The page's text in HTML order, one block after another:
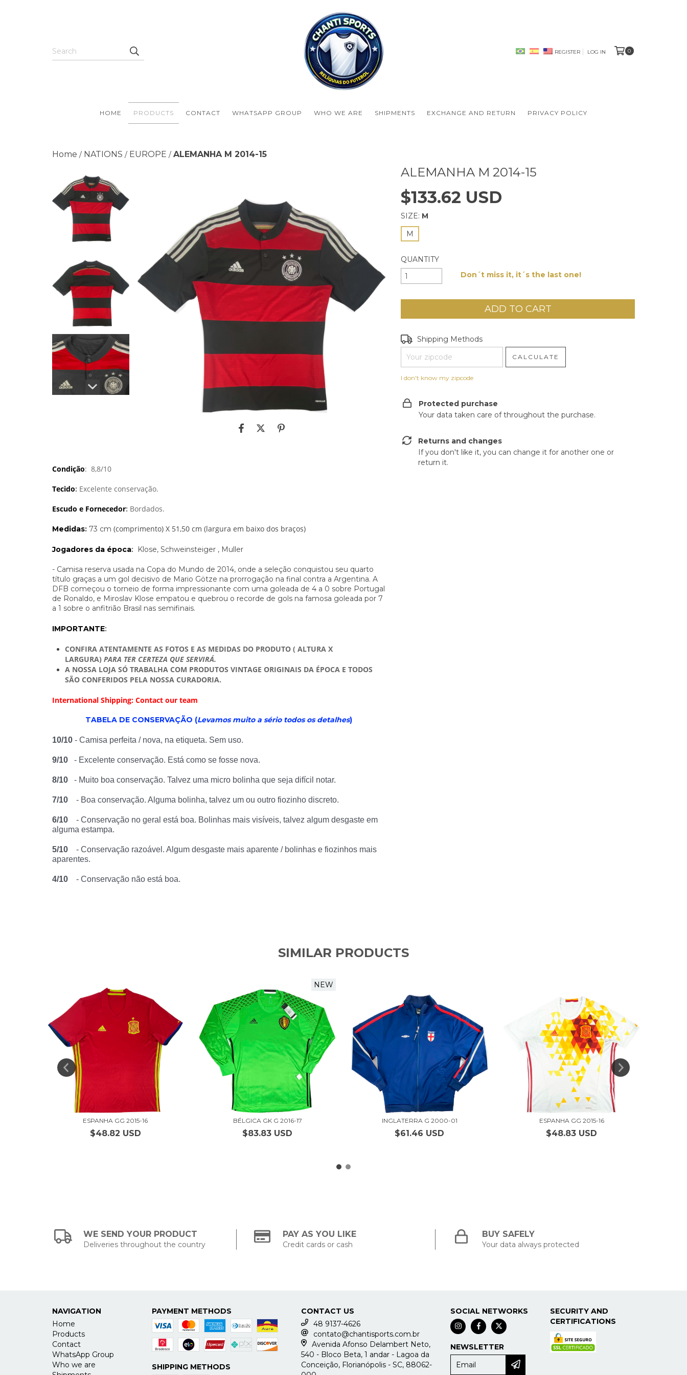
REGISTER LOG IN 0
HOME PRODUCTS CONTACT WHATSAPP GROUP WHO WE ARE SHIPMENTS EXCHANGE AND RETURN PRIVACY POLICY
Home / NATIONS / EUROPE / ALEMANHA M 2014-15
Condição: 8,8/10
Tecido: Excelente conservação.
Escudo e Fornecedor: Bordados.
Medidas: 73 cm (comprimento) X 51,50 cm (largura em baixo dos braços)
Jogadores da época: Klose, Schweinsteiger , Muller
- Camisa reserva usada na Copa do Mundo de 2014, onde a seleção conquistou seu quarto
título graças a um gol decisivo de Mario Götze na prorrogação na final contra a Argentina. A
DFB começou o torneio de forma impressionante com uma goleada de 4 a 0 sobre Portugal
de Ronaldo, e Miroslav Klose empatou e quebrou o recorde de gols na famosa goleada por 7
a 1 sobre o anfitrião Brasil nas semifinais.
IMPORTANTE:
CONFIRA ATENTAMENTE AS FOTOS E AS MEDIDAS DO PRODUTO ( ALTURA X
LARGURA) PARA TER CERTEZA QUE SERVIRÁ.
A NOSSA LOJA SÓ TRABALHA COM PRODUTOS VINTAGE ORIGINAIS DA ÉPOCA E TODOS
SÃO CONFERIDOS PELA NOSSA CURADORIA.
International Shipping: Contact our team
TABELA DE CONSERVAÇÃO (Levamos muito a sério todos os detalhes)
10/10 - Camisa perfeita / nova, na etiqueta. Sem uso.
9/10 - Excelente conservação. Está como se fosse nova.
8/10 - Muito boa conservação. Talvez uma micro bolinha que seja difícil notar.
7/10 - Boa conservação. Alguma bolinha, talvez um ou outro fiozinho discreto.
6/10 - Conservação no geral está boa. Bolinhas mais visíveis, talvez algum desgaste em
alguma estampa.
5/10 - Conservação razoável. Algum desgaste mais aparente / bolinhas e fiozinhos mais
aparentes.
4/10 - Conservação não está boa.
ALEMANHA M 2014-15
$133.62 USD
SIZE: M
M
QUANTITY
Don´t miss it, it´s the last one!
Shipping for zipcode:
Shipping Methods
CALCULATE
I don't know my zipcode
Protected purchase
Your data taken care of throughout the purchase.
Returns and changes
If you don't like it, you can change it for another one or
return it.
SIMILAR PRODUCTS
ESPANHA GG 2015-16
$48.82 USD
NEW
BÉLGICA GK G 2016-17
$83.83 USD
INGLATERRA G 2000-01
$61.46 USD
ESPANHA GG 2015-16
$48.83 USD
WE SEND YOUR PRODUCT
Deliveries throughout the country
PAY AS YOU LIKE
Credit cards or cash
BUY SAFELY
Your data always protected
NAVIGATION
Home
Products
Contact
WhatsApp Group
Who we are
PAYMENT METHODS
SHIPPING METHODS
CONTACT US
48 9137-4626
contato@chantisports.com.br
Avenida Afonso Delambert Neto,
540 - Bloco Beta, 1 andar - Lagoa da
Conceição, Florianópolis - SC, 88062-
SOCIAL NETWORKS
NEWSLETTER
SECURITY AND
CERTIFICATIONS